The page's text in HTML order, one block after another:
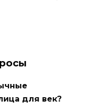
для век?